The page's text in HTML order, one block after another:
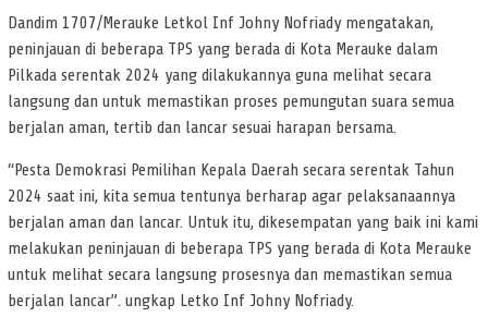
Dandim 1707/Merauke Letkol Inf Johny Nofriady mengatakan,
peninjauan di beberapa TPS yang berada di Kota Merauke dalam
Pilkada serentak 2024 yang dilakukannya guna melihat secara
langsung dan untuk memastikan proses pemungutan suara semua
berjalan aman, tertib dan lancar sesuai harapan bersama.
“Pesta Demokrasi Pemilihan Kepala Daerah secara serentak Tahun
2024 saat ini, kita semua tentunya berharap agar pelaksanaannya
berjalan aman dan lancar. Untuk itu, dikesempatan yang baik ini kami
melakukan peninjauan di beberapa TPS yang berada di Kota Merauke
untuk melihat secara langsung prosesnya dan memastikan semua
berjalan lancar”. ungkap Letko Inf Johny Nofriady.